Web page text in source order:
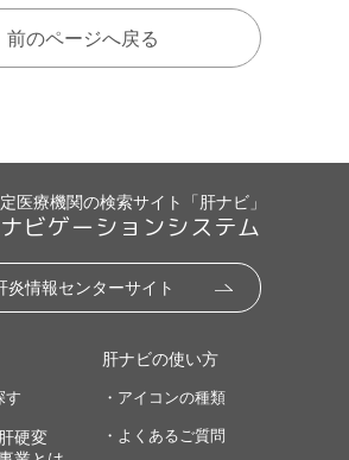
前のページへ戻る
医療機関の検索サイト「肝ナビ」
ビゲーションシステム
炎情報センターサイト
す
硬変
肝ナビの使い方
・アイコンの種類
・よくあるご質問